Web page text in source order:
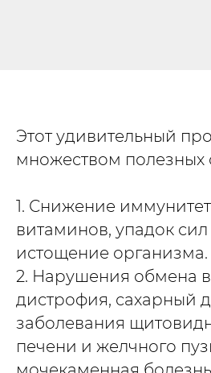
Этот удивительный
множеством полезных
1. Снижение
витаминов, упадок
истощение организма.
2. Нарушения обмена
дистрофия, сахарный
заболевания
печени и желчного